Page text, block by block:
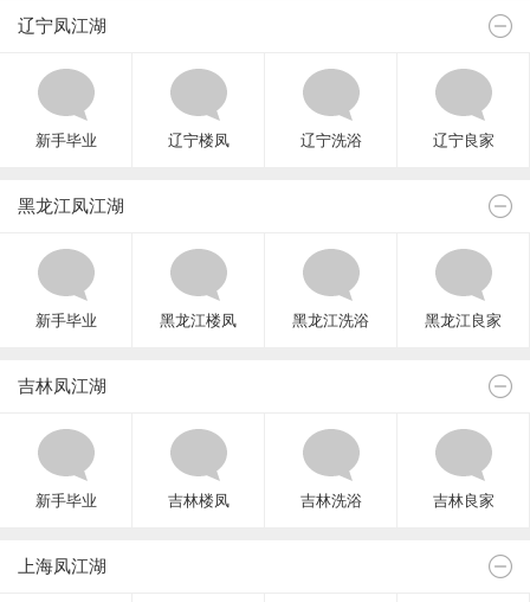
辽宁凤江湖
新手毕业 辽宁楼凤 辽宁洗浴 辽宁良家
黑龙江凤江湖
新手毕业 黑龙江楼凤 黑龙江洗浴 黑龙江良家
吉林凤江湖
新手毕业 吉林楼凤 吉林洗浴 吉林良家
上海凤江湖